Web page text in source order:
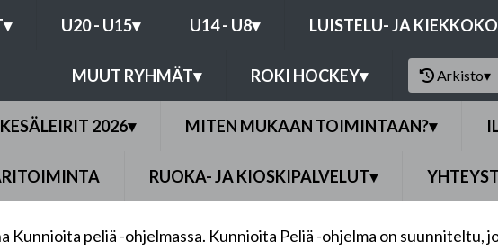
▾ U20 - U15▾ U14 - U8▾ LUISTELU- JA
MUUT RYHMÄT▾ ROKI HOCKEY▾ Arkisto▾
KESÄLEIRIT 2026▾ MITEN MUKAAN TOIMINTAAN?▾
RUOKA- JA KIOSKIPALVELUT▾
Kunnioita peliä -ohjelmassa. Kunnioita Peliä -ohjelma on suunniteltu,